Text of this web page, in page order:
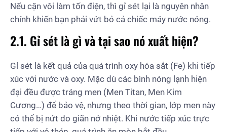
Nếu cặn vôi làm tốn điện, thì gỉ sét lại là nguyên nhân
chính khiến bạn phải vứt bỏ cả chiếc máy nước nóng.
2.1. Gỉ sét là gì và tại sao nó xuất hiện?
Gỉ sét là kết quả của quá trình oxy hóa sắt (Fe) khi tiếp
xúc với nước và oxy. Mặc dù các bình nóng lạnh hiện
đại đều được tráng men (Men Titan, Men Kim
Cương…) để bảo vệ, nhưng theo thời gian, lớp men này
có thể bị nứt do giãn nở nhiệt. Khi nước tiếp xúc trực